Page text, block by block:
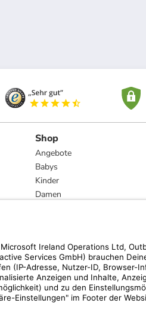
Shop
Angebote
Babys
Kinder
Damen
Marken